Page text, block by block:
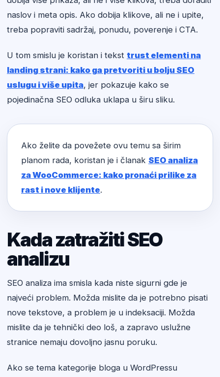
naslov i meta opis. Ako dobija klikove, ali ne i upite,
treba popraviti sadržaj, ponudu, poverenje i CTA.
U tom smislu je koristan i tekst trust elementi na
landing strani: kako ga pretvoriti u bolju SEO
uslugu i više upita, jer pokazuje kako se
pojedinačna SEO odluka uklapa u širu sliku.
Ako želite da povežete ovu temu sa širim
planom rada, koristan je i članak SEO analiza
za WooCommerce: kako pronaći prilike za
rast i nove klijente.
Kada zatražiti SEO
analizu
SEO analiza ima smisla kada niste sigurni gde je
najveći problem. Možda mislite da je potrebno pisati
nove tekstove, a problem je u indeksaciji. Možda
mislite da je tehnički deo loš, a zapravo uslužne
stranice nemaju dovoljno jasnu poruku.
Ako se tema kategorije bloga u WordPressu